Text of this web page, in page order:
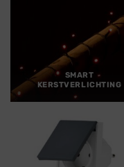
SMART
KERSTVERLICHTING